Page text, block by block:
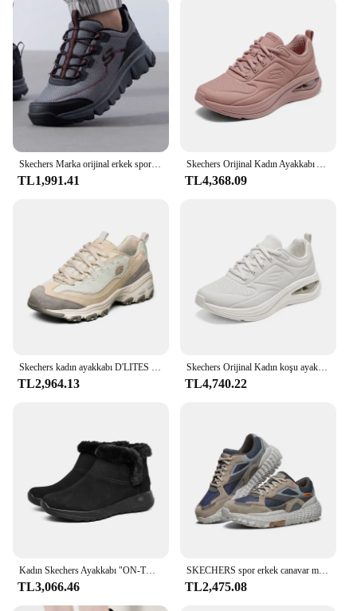
Skechers Marka orijinal erkek spor ayakkabı Yaz nefes alabilen örgü yüzey hafif rahat yürüyüş ayakkabısı 52811-BBK
TL1,991.41
Skechers Orijinal Kadın Ayakkabı Açık Spor Hava Yastığı Şok emici koşu ayakkabıları 2024 Yeni Tenis Feminino Zapatos Mujer
TL4,368.09
Skechers kadın ayakkabı D'LITES rahat spor Sneakers tıknaz ayakkabı tenis kadın platformu hafif nefes Lace Up eğitmenler
TL2,964.13
Skechers Orijinal Kadın koşu ayakkabıları Deri Dantel Up Açık Ayakkabı Antiskid Spor Tenis Hafif Kadın yürüyüş ayakkabısı
TL4,740.22
Kadın Skechers Ayakkabı "ON-THE-GO JOY" Kar Botları, Yumuşak ve Rahat, Şık ve Sıcak Kadın Kar Botları
TL3,066.46
SKECHERS spor erkek canavar moda Retro açık düşük üst spor ayakkabı kaymaz yumuşak rahat nefes tenis masculino
TL2,475.08